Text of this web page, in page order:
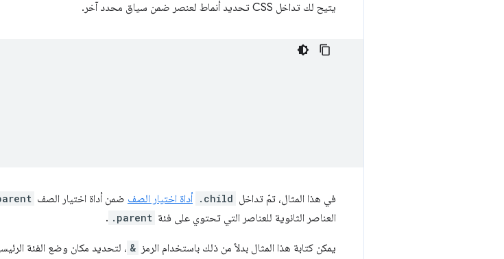
يتيح لك تداخل CSS تحديد أنماط لعنصر ضمن سياق محدد آخر.
في هذا المثال، تمّ تداخل .child أداة اختيار الصف ضمن أداة اختيار الصف
العناصر الثانوية للعناصر التي تحتوي على فئة .parent
.
يمكن كتابة هذا المثال بدلاً من ذلك باستخدام الرمز & ، لتحديد مكان وضع الفئة